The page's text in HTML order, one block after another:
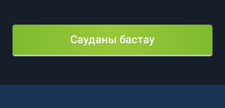
Сауданы бастау